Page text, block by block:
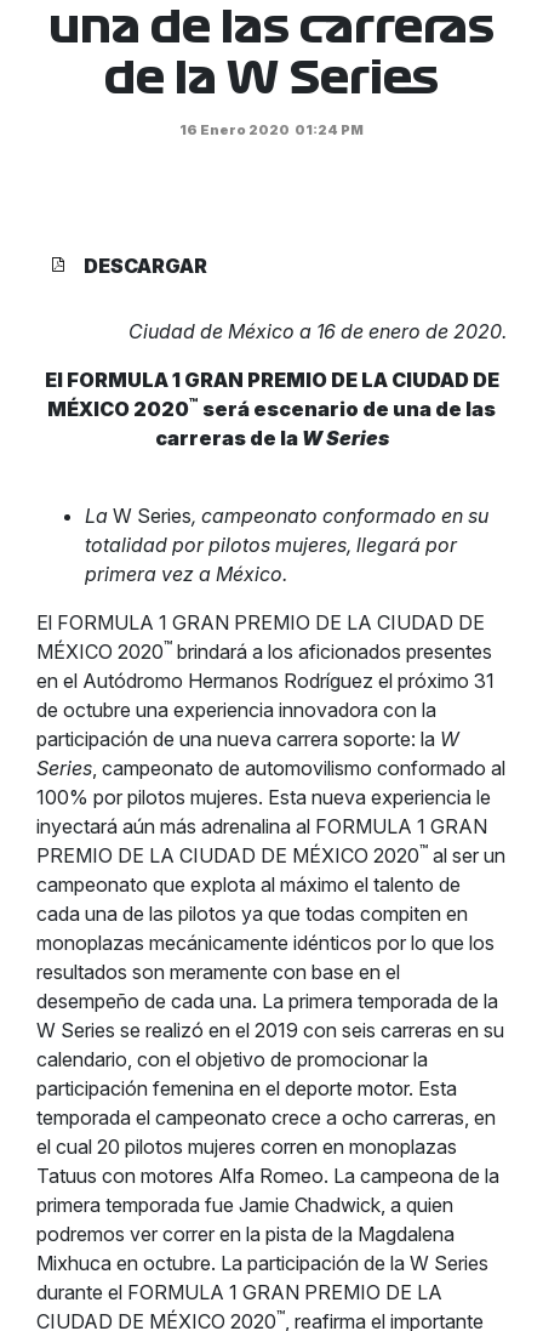
una de las carreras
de la W Series
16 Enero 2020 01:24 PM
DESCARGAR
Ciudad de México a 16 de enero de 2020.
El FORMULA 1 GRAN PREMIO DE LA CIUDAD DE
MÉXICO 2020™ será escenario de una de las
carreras de la W Series
La W Series, campeonato conformado en su
totalidad por pilotos mujeres, llegará por
primera vez a México.
El FORMULA 1 GRAN PREMIO DE LA CIUDAD DE
MÉXICO 2020™ brindará a los aficionados presentes
en el Autódromo Hermanos Rodríguez el próximo 31
de octubre una experiencia innovadora con la
participación de una nueva carrera soporte: la W
Series, campeonato de automovilismo conformado al
100% por pilotos mujeres. Esta nueva experiencia le
inyectará aún más adrenalina al FORMULA 1 GRAN
PREMIO DE LA CIUDAD DE MÉXICO 2020™ al ser un
campeonato que explota al máximo el talento de
cada una de las pilotos ya que todas compiten en
monoplazas mecánicamente idénticos por lo que los
resultados son meramente con base en el
desempeño de cada una. La primera temporada de la
W Series se realizó en el 2019 con seis carreras en su
calendario, con el objetivo de promocionar la
participación femenina en el deporte motor. Esta
temporada el campeonato crece a ocho carreras, en
el cual 20 pilotos mujeres corren en monoplazas
Tatuus con motores Alfa Romeo. La campeona de la
primera temporada fue Jamie Chadwick, a quien
podremos ver correr en la pista de la Magdalena
Mixhuca en octubre. La participación de la W Series
durante el FORMULA 1 GRAN PREMIO DE LA
CIUDAD DE MÉXICO 2020™, reafirma el importante